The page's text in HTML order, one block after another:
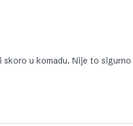
u komadu. Nije to